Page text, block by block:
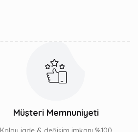
Müşteri Memnuniyeti